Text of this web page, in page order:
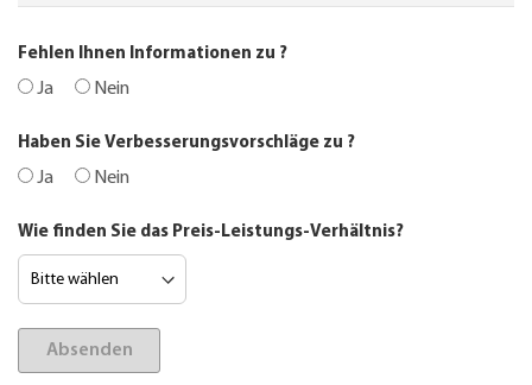
Fehlen Ihnen Informationen zu ?
Ja Nein
Haben Sie Verbesserungsvorschläge zu ?
Ja Nein
Wie finden Sie das Preis-Leistungs-Verhältnis?
Absenden